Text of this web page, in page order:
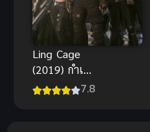
Ling Cage
(2019) กำเนิด
เกิดใหม่
7.8